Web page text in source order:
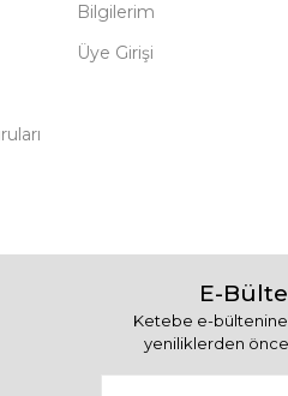
Bilgilerim
Üye Girişi
E-
Ketebe e-
yeniliklerden